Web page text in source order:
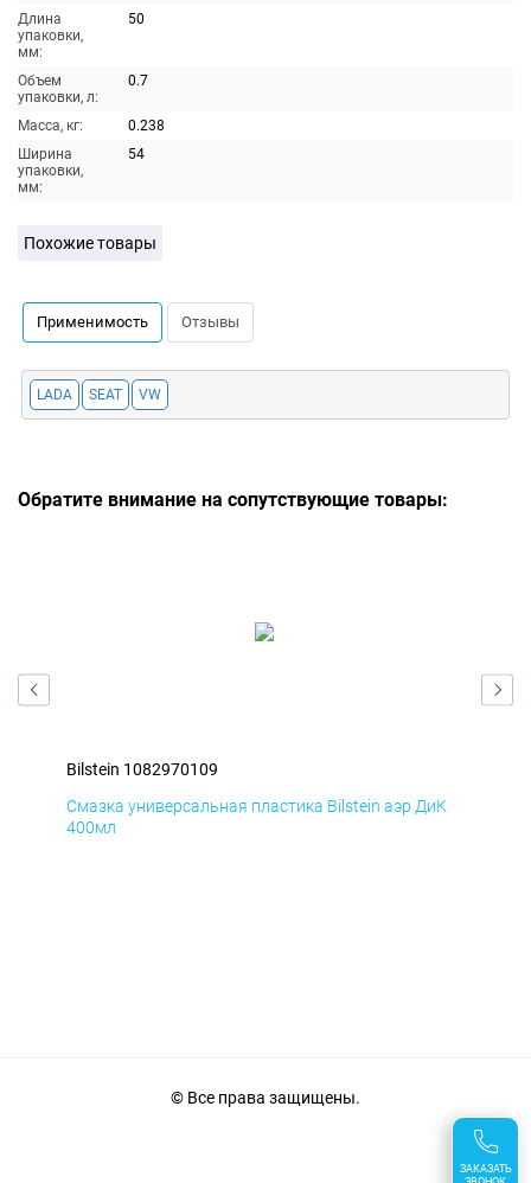
Длина
упаковки,
мм:
50
Объем
упаковки, л:
0.7
Масса, кг:
0.238
Ширина
упаковки,
мм:
54
Похожие товары
Применимость Отзывы
LADA SEAT VW
Обратите внимание на сопутствующие товары:
Bilstein 1082970109
Смазка универсальная пластика Bilstein аэр ДиК
400мл
ЗАКАЗАТЬ
© Все права защищены.